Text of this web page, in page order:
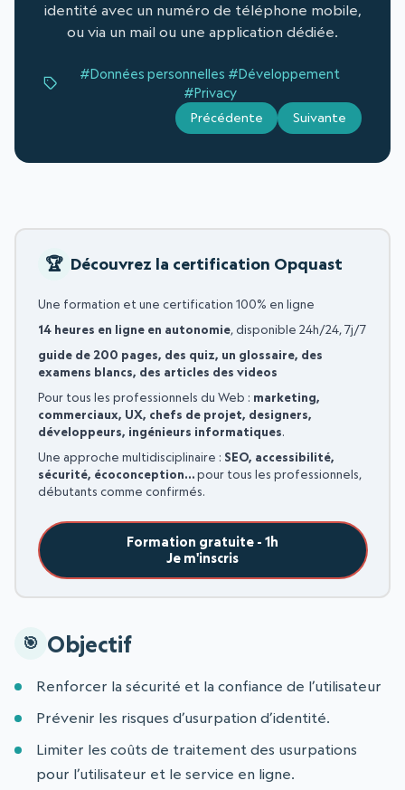
identité avec un numéro de téléphone mobile,
ou via un mail ou une application dédiée.
#Données personnelles #Développement
#Privacy
Précédente Suivante
Découvrez la certification Opquast
Une formation et une certification 100% en ligne
14 heures en ligne en autonomie, disponible 24h/24, 7j/7
guide de 200 pages, des quiz, un glossaire, des
examens blancs, des articles des videos
Pour tous les professionnels du Web : marketing,
commerciaux, UX, chefs de projet, designers,
développeurs, ingénieurs informatiques.
Une approche multidisciplinaire : SEO, accessibilité,
sécurité, écoconception…pour tous les professionnels,
débutants comme confirmés.
Formation gratuite - 1h
Je m'inscris
Objectif
Renforcer la sécurité et la confiance de l’utilisateur
Prévenir les risques d’usurpation d’identité.
Limiter les coûts de traitement des usurpations
pour l’utilisateur et le service en ligne.